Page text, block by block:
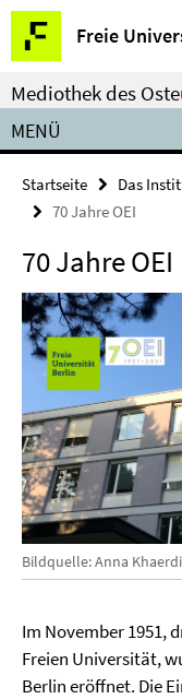
Springe
direkt
zu
Inhalt
Freie
Service-
Navigation
Mediothek des
MENÜ
Startseite Das
70 Jahre OEI
70 Jahre OEI
Bildquelle: Anna
Im November 1951,
Freien Universität,
Berlin eröffnet. Die